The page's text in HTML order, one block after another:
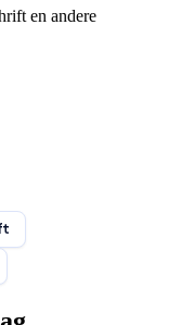
en andere